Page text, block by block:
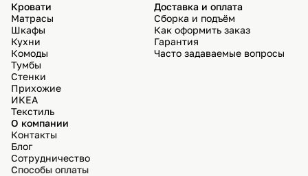
Кровати
Матрасы
Шкафы
Кухни
Комоды
Тумбы
Стенки
Прихожие
ИКЕА
Текстиль
Доставка и оплата
Сборка и подъём
Как оформить заказ
Гарантия
Часто задаваемые вопросы
О компании
Контакты
Блог
Сотрудничество
Способы оплаты